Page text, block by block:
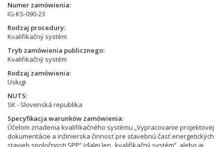
Numer zamówienia
IG-KS-090-23
Rodzaj procedury
Kvalifikačný systém
Tryb zamówienia publicznego
Kvalifikačný systém
Rodzaj zamówienia
Usługi
NUTS
SK - Slovenská republika
Specyfikacja warunków zamówienia
Účelom zriadenia kvalifikačného systému „Vypracovanie projektovej
dokumentácie a inžinierska činnosť pre stavebnú časť energetických
stavieb spoločnosti SPP“ (ďalej len „kvalifikačný systém“, alebo aj